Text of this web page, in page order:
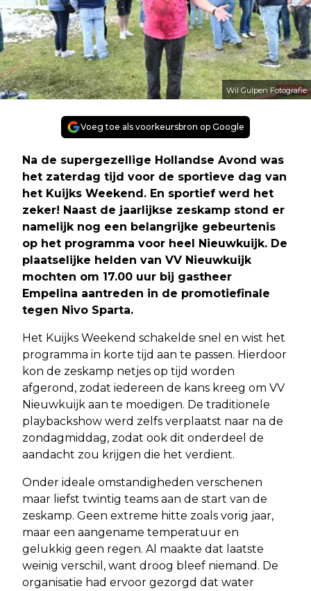
Wil Gulpen Fotografie
Voeg toe als voorkeursbron op Google
Na de supergezellige Hollandse Avond was
het zaterdag tijd voor de sportieve dag van
het Kuijks Weekend. En sportief werd het
zeker! Naast de jaarlijkse zeskamp stond er
namelijk nog een belangrijke gebeurtenis
op het programma voor heel Nieuwkuijk. De
plaatselijke helden van VV Nieuwkuijk
mochten om 17.00 uur bij gastheer
Empelina aantreden in de promotiefinale
tegen Nivo Sparta.
Het Kuijks Weekend schakelde snel en wist het
programma in korte tijd aan te passen. Hierdoor
kon de zeskamp netjes op tijd worden
afgerond, zodat iedereen de kans kreeg om VV
Nieuwkuijk aan te moedigen. De traditionele
playbackshow werd zelfs verplaatst naar na de
zondagmiddag, zodat ook dit onderdeel de
aandacht zou krijgen die het verdient.
Onder ideale omstandigheden verschenen
maar liefst twintig teams aan de start van de
zeskamp. Geen extreme hitte zoals vorig jaar,
maar een aangename temperatuur en
gelukkig geen regen. Al maakte dat laatste
weinig verschil, want droog bleef niemand. De
organisatie had ervoor gezorgd dat water